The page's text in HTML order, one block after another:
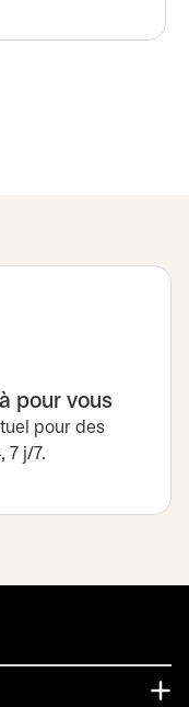
pour vous
pour des
7 j/7.